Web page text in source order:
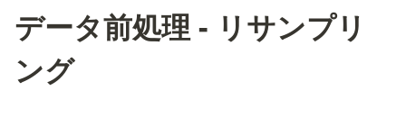
データ前処理 - リサンプリ
ング